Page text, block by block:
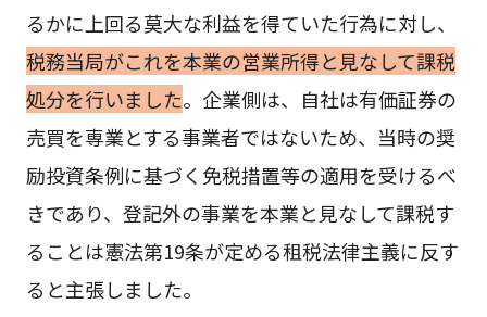
るかに上回る莫大な利益を得ていた行為に対し、
税務当局がこれを本業の営業所得と見なして課税
処分を行いました。企業側は、自社は有価証券の
売買を専業とする事業者ではないため、当時の奨
励投資条例に基づく免税措置等の適用を受けるべ
きであり、登記外の事業を本業と見なして課税す
ることは憲法第19条が定める租税法律主義に反す
ると主張しました。